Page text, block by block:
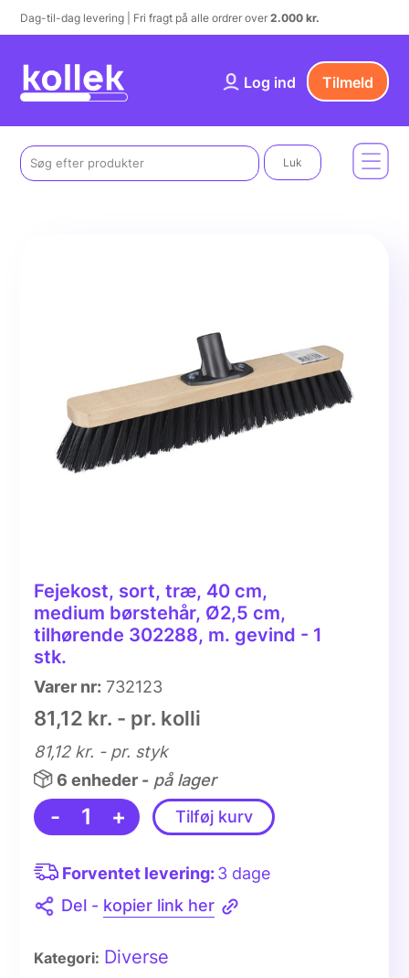
Dag-til-dag levering | Fri fragt på alle ordrer over2.000 kr.
Tilmeld
Log ind
Luk
Fejekost, sort, træ, 40 cm,
medium børstehår, Ø2,5 cm,
tilhørende 302288, m. gevind - 1
stk.
Varer nr: 732123
81,12 kr. - pr. kolli
81,12 kr. - pr. styk
6 enheder - på lager
- 1 + Tilføj kurv
Forventet levering:3 dage
Del - kopier link her
Kategori: Diverse